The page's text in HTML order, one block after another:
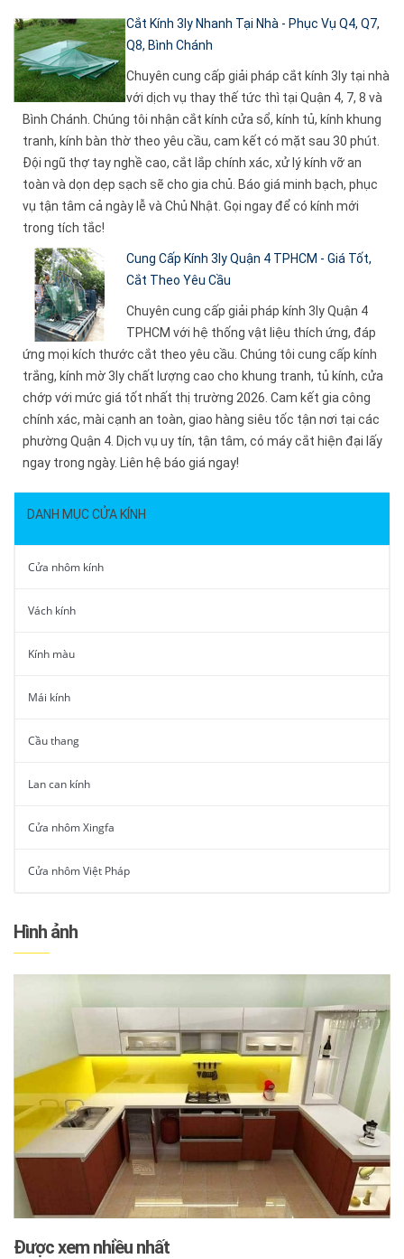
Cắt Kính 3ly Nhanh Tại Nhà - Phục Vụ Q4, Q7,
Q8, Bình Chánh
Chuyên cung cấp giải pháp cắt kính 3ly tại nhà
với dịch vụ thay thế tức thì tại Quận 4, 7, 8 và
Bình Chánh. Chúng tôi nhận cắt kính cửa sổ, kính tủ, kính khung
tranh, kính bàn thờ theo yêu cầu, cam kết có mặt sau 30 phút.
Đội ngũ thợ tay nghề cao, cắt lắp chính xác, xử lý kính vỡ an
toàn và dọn dẹp sạch sẽ cho gia chủ. Báo giá minh bạch, phục
vụ tận tâm cả ngày lễ và Chủ Nhật. Gọi ngay để có kính mới
trong tích tắc!
Cung Cấp Kính 3ly Quận 4 TPHCM - Giá Tốt,
Cắt Theo Yêu Cầu
Chuyên cung cấp giải pháp kính 3ly Quận 4
TPHCM với hệ thống vật liệu thích ứng, đáp
ứng mọi kích thước cắt theo yêu cầu. Chúng tôi cung cấp kính
trắng, kính mờ 3ly chất lượng cao cho khung tranh, tủ kính, cửa
chớp với mức giá tốt nhất thị trường 2026. Cam kết gia công
chính xác, mài cạnh an toàn, giao hàng siêu tốc tận nơi tại các
phường Quận 4. Dịch vụ uy tín, tận tâm, có máy cắt hiện đại lấy
ngay trong ngày. Liên hệ báo giá ngay!
DANH MỤC CỬA KÍNH
Cửa nhôm kính
Vách kính
Kính màu
Mái kính
Cầu thang
Lan can kính
Cửa nhôm Xingfa
Cửa nhôm Việt Pháp
Hình ảnh
Được xem nhiều nhất